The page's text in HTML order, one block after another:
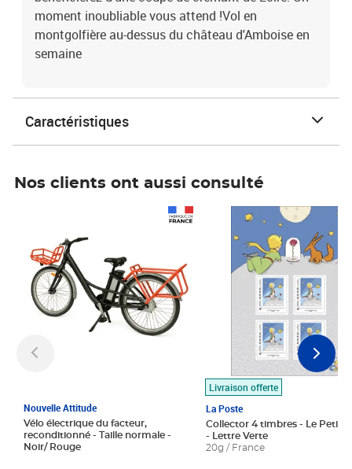
moment inoubliable vous attend !Vol en
montgolfière au-dessus du château d'Amboise en
semaine
Caractéristiques
Nos clients ont aussi consulté
Nouvelle Attitude
Vélo électrique du facteur,
reconditionné - Taille normale -
Noir/ Rouge
Livraison offerte
La Poste
Collector 4 timbres - Le Petit
- Lettre Verte
20g / France
Prix 7,50€